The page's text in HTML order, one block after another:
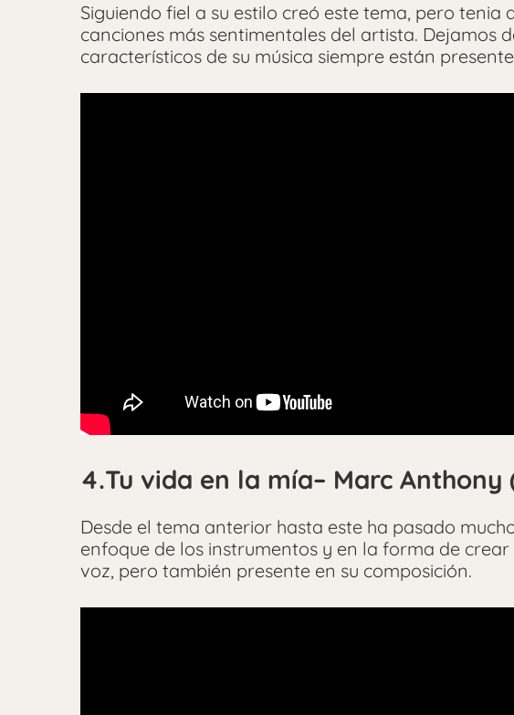
Siguiendo fiel a su estilo creó este tema, pero tenia
canciones más sentimentales del artista. Dejamos
característicos de su música siempre están
4.Tu vida en la mía– Marc Anthony
Desde el tema anterior hasta este ha pasado
enfoque de los instrumentos y en la forma de
voz, pero también presente en su composición.